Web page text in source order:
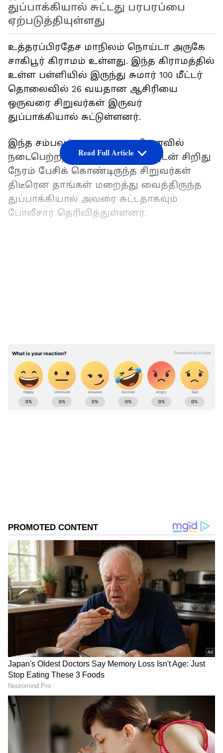
துப்பாக்கியால் சுட்டது பரபரப்பை
ஏற்படுத்தியுள்ளது
உத்தரப்பிரதேச மாநிலம் நொய்டா அருகே
சாகிபூர் கிராமம் உள்ளது. இந்த கிராமத்தில்
உள்ள பள்ளியில் இருந்து சுமார் 100 மீட்டர்
தொலைவில் 26 வயதான ஆசிரியை
ஒருவரை சிறுவர்கள் இருவர்
துப்பாக்கியால் சுட்டுள்ளனர்.
இந்த சம்பவம் காலை 9 மணியளவில்
நடைபெற்றதாகவும், ஆசிரியையுடன் சிறிது
நேரம் பேசிக் கொண்டிருந்த சிறுவர்கள்
திடீரென தாங்கள் மறைத்து வைத்திருந்த
துப்பாக்கியால் அவரை சுட்டதாகவும்
போலீசார் தெரிவித்துள்ளனர்.
அனுமதிக்கப்பட்டு அவருக்கு சிகிச்சை
அளிக்கப்பட்டு வருகிறது.
இதுகுறித்து போலீசார் கூறுகையில்,
“சூரஜ்பூர் பகுதியில் உள்ள சந்த் வாலி
மஸ்ஜித் பகுதியில் வசிக்கும் ரகிப்
ஹுசைன், இன்று சுஷில் மாடர்ன்
பள்ளிக்குச் சென்று கொண்டிருந்தபோது,
Read Full Article
ABOUT THE AUTHOR
DOWNLOAD APP